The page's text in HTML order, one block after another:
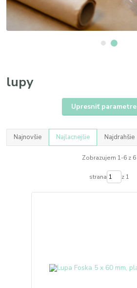
lupy
Upresniť parametre
Najnovšie Najlacnejšie Najdrahšie
Zobrazujem 1-6 z 6
strana z 1